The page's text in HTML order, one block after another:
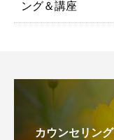
ング＆講座
カウンセリング